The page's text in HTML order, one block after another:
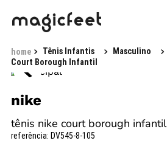
Tênis Infantis Masculino
Court Borough Infantil
nike
tênis nike court borough infantil
referência: DV545-8-105